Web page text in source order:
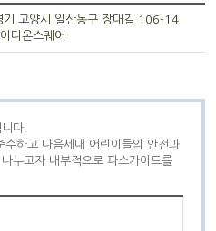
고양시 일산동구 장대길 106-14
디온스퀘어
다.
하고 다음세대 어린이들의 안전과
누고자 내부적으로 파스가이드를